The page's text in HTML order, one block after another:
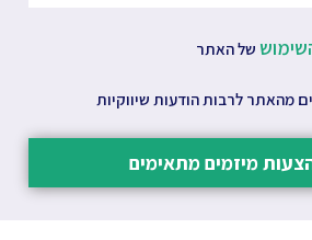
של האתר
מהאתר לרבות הודעות שיווקיות
מיזמים מתאימים